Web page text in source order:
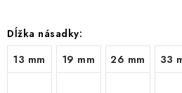
Dĺžka násadky:
13 mm
19 mm 26 mm 33